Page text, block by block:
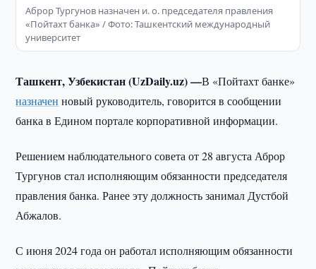
Аброр Тургунов назначен и. о. председателя правления
«Пойтахт банка» / Фото: Ташкентский международный
университет
Ташкент, Узбекистан (UzDaily.uz) —В «Пойтахт банке»
назначен новый руководитель, говорится в сообщении
банка в Едином портале корпоративной информации.
Решением наблюдательного совета от 28 августа Аброр
Тургунов стал исполняющим обязанности председателя
правления банка. Ранее эту должность занимал Дустбой
Абжалов.
С июня 2024 года он работал исполняющим обязанности